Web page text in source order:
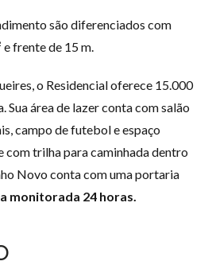
são diferenciados com
e frente de 15 m.
o Residencial oferece 15.000
Sua área de lazer conta com salão
campo de futebol e espaço
com trilha para caminhada dentro
Novo conta com uma portaria
monitorada 24 horas.